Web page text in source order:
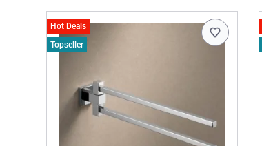
Hot Deals
Topseller